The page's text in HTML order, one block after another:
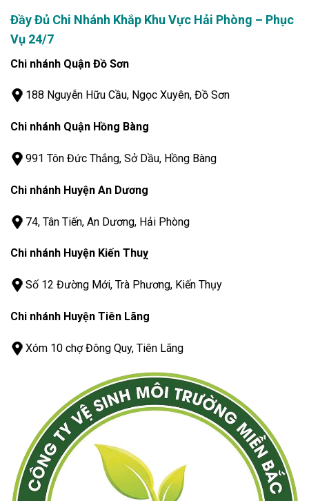
Đầy Đủ Chi Nhánh Khắp Khu Vực Hải Phòng – Phục
Vụ 24/7
Chi nhánh Quận Đồ Sơn
188 Nguyễn Hữu Cầu, Ngọc Xuyên, Đồ Sơn
Chi nhánh Quận Hồng Bàng
991 Tôn Đức Thắng, Sở Dầu, Hồng Bàng
Chi nhánh Huyện An Dương
74, Tân Tiến, An Dương, Hải Phòng
Chi nhánh Huyện Kiến Thuỵ
Số 12 Đường Mới, Trà Phương, Kiến Thụy
Chi nhánh Huyện Tiên Lãng
Xóm 10 chợ Đông Quy, Tiên Lãng